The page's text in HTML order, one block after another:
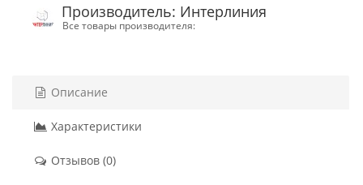
Производитель: Интерлиния
Все товары производителя:
Описание
Характеристики
Отзывов (0)